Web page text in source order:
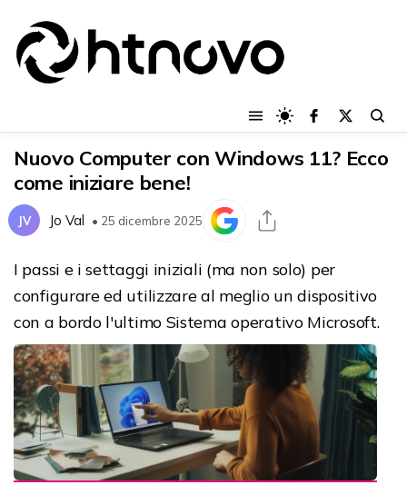
Nuovo Computer con Windows 11? Ecco
come iniziare bene!
JV Jo Val • 25 dicembre 2025
I passi e i settaggi iniziali (ma non solo) per
configurare ed utilizzare al meglio un dispositivo
con a bordo l'ultimo Sistema operativo Microsoft.